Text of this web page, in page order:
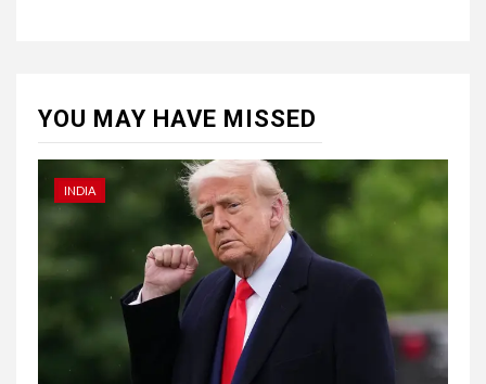
YOU MAY HAVE MISSED
INDIA